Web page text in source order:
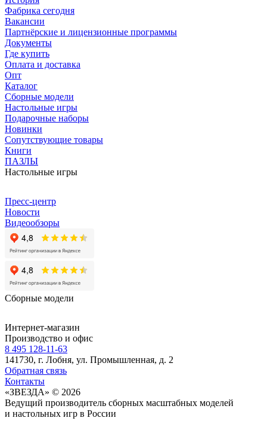
Фабрика сегодня
Вакансии
Партнёрские и лицензионные программы
Документы
Где купить
Оплата и доставка
Опт
Каталог
Сборные модели
Настольные игры
Подарочные наборы
Новинки
Сопутствующие товары
Книги
ПАЗЛЫ
Настольные игры
Пресс-центр
Новости
Видеообзоры
Сборные модели
Интернет-магазин
Производство и офис
8 495 128-11-63
141730, г. Лобня, ул. Промышленная, д. 2
Обратная связь
Контакты
«ЗВЕЗДА» © 2026
Ведущий производитель сборных масштабных моделей
и настольных игр в России